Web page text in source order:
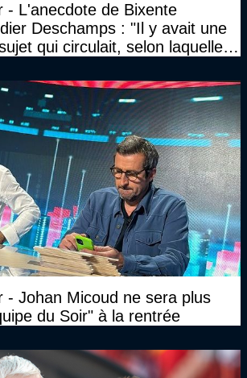
- L'anecdote de Bixente
Deschamps : "Il y avait une
qui circulait, selon laquelle il
- Johan Micoud ne sera plus
du Soir" à la rentrée